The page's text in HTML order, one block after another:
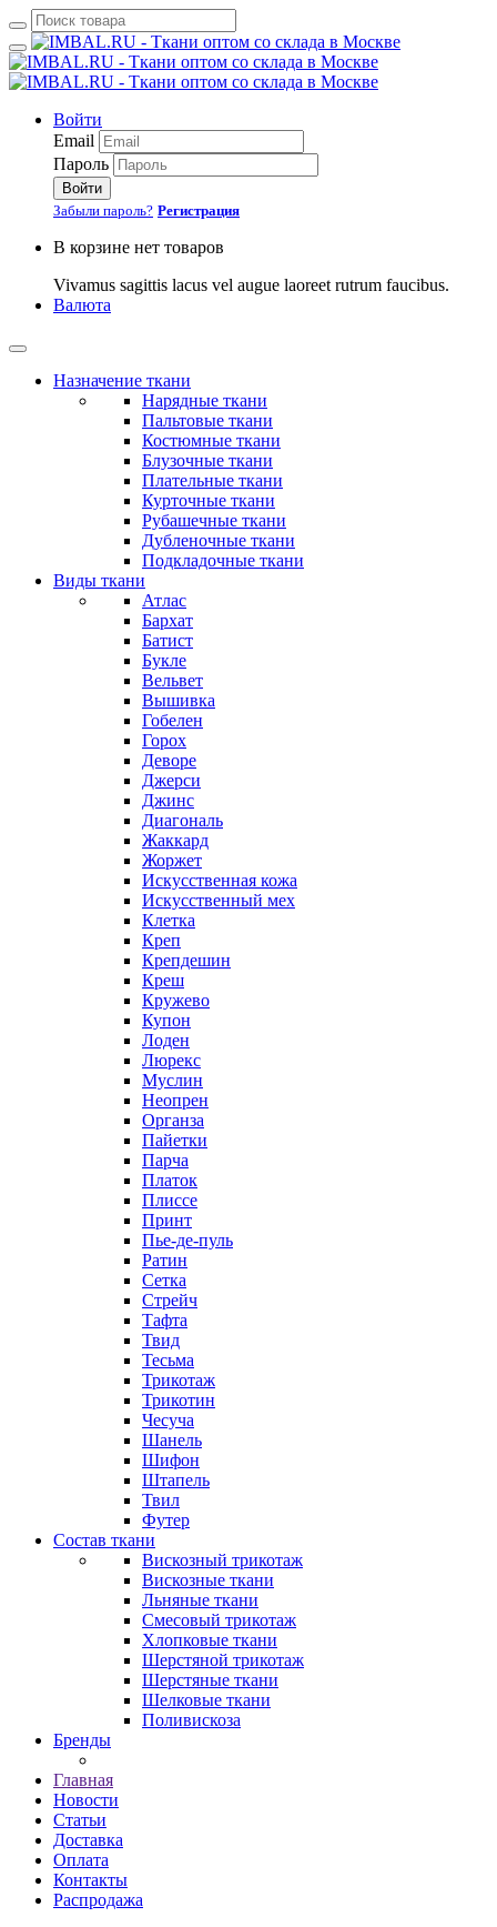
Войти
Email
Пароль
Войти
Забыли пароль? Регистрация
В корзине нет товаров
Vivamus sagittis lacus vel augue laoreet rutrum faucibus.
Валюта
Назначение ткани
Нарядные ткани
Пальтовые ткани
Костюмные ткани
Блузочные ткани
Плательные ткани
Курточные ткани
Рубашечные ткани
Дубленочные ткани
Подкладочные ткани
Виды ткани
Атлас
Бархат
Батист
Букле
Вельвет
Вышивка
Гобелен
Горох
Деворе
Джерси
Джинс
Диагональ
Жаккард
Жоржет
Искусственная кожа
Искусственный мех
Клетка
Креп
Крепдешин
Креш
Кружево
Купон
Лоден
Люрекс
Муслин
Неопрен
Органза
Пайетки
Парча
Платок
Плиссе
Принт
Пье-де-пуль
Ратин
Сетка
Стрейч
Тафта
Твид
Тесьма
Трикотаж
Трикотин
Чесуча
Шанель
Шифон
Штапель
Твил
Футер
Состав ткани
Вискозный трикотаж
Вискозные ткани
Льняные ткани
Смесовый трикотаж
Хлопковые ткани
Шерстяной трикотаж
Шерстяные ткани
Шелковые ткани
Поливискоза
Бренды
Главная
Новости
Статьи
Доставка
Оплата
Контакты
Распродажа